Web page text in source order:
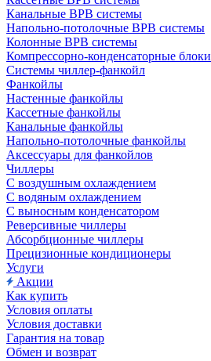
Канальные ВРВ системы
Напольно-потолочные ВРВ системы
Колонные ВРВ системы
Компрессорно-конденсаторные блоки
Системы чиллер-фанкойл
Фанкойлы
Настенные фанкойлы
Кассетные фанкойлы
Канальные фанкойлы
Напольно-потолочные фанкойлы
Аксессуары для фанкойлов
Чиллеры
С воздушным охлаждением
С водяным охлаждением
С выносным конденсатором
Реверсивные чиллеры
Абсорбционные чиллеры
Прецизионные кондиционеры
Услуги
Акции
Как купить
Условия оплаты
Условия доставки
Гарантия на товар
Обмен и возврат